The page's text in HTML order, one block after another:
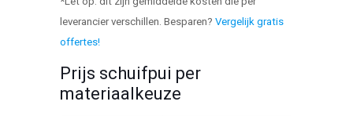
leverancier verschillen. Besparen?Vergelijk gratis
offertes!
Prijs schuifpui per
materiaalkeuze